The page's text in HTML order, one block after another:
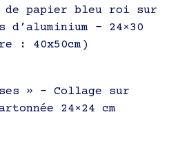
de papier bleu roi sur
– 24×30
: 40x50cm)
» – Collage sur
24×24 cm